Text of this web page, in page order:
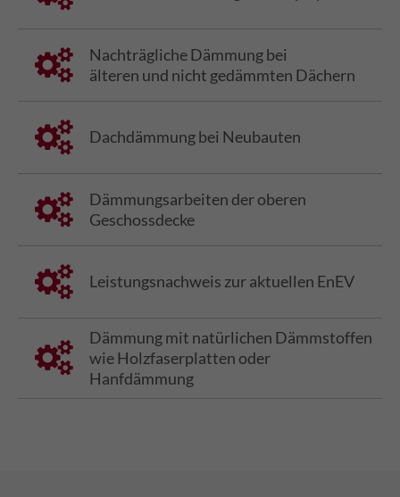
Nachträgliche Dämmung bei
älteren und nicht gedämmten Dächern
Dachdämmung bei Neubauten
Dämmungsarbeiten der oberen
Geschossdecke
Leistungsnachweis zur aktuellen EnEV
Dämmung mit natürlichen Dämmstoffen
wie Holzfaserplatten oder
Hanfdämmung